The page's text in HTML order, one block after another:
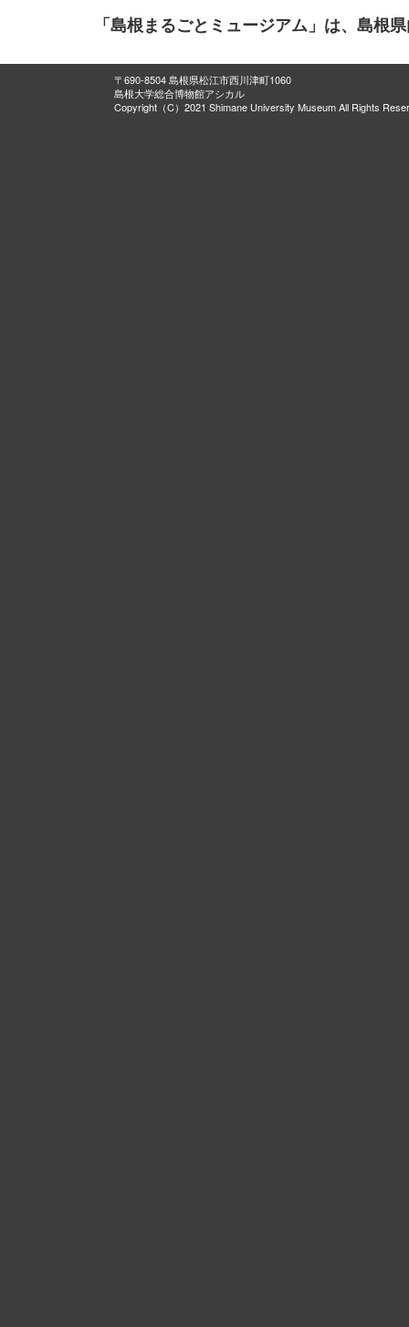
「島根まるごとミュージアム」は、島根
〒690-8504 島根県松江市西川津町1060
島根大学総合博物館アシカル
Copyright（C）2021 Shimane University Museum All Rights